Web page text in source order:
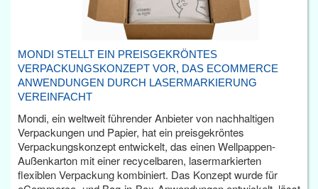
MONDI STELLT EIN PREISGEKRÖNTES
VERPACKUNGSKONZEPT VOR, DAS ECOMMERCE
ANWENDUNGEN DURCH LASERMARKIERUNG
VEREINFACHT
Mondi, ein weltweit führender Anbieter von nachhaltigen
Verpackungen und Papier, hat ein preisgekröntes
Verpackungskonzept entwickelt, das einen Wellpappen-
Außenkarton mit einer recycelbaren, lasermarkierten
flexiblen Verpackung kombiniert. Das Konzept wurde für